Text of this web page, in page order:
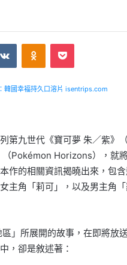
VKontakteOdnoklassniki
Pocket
韓國幸福持久口溶片 isentrips.com
第九世代《寶可夢 朱／紫》
Pokémon Horizons），就
作的相關資訊揭曉出來，包
主角「莉可」，以及男主角
」所展開的故事，在即將放
，卻是敘述著：